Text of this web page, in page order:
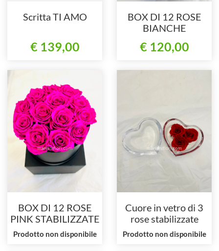
Scritta TI AMO
€ 139,00
BOX DI 12 ROSE
BIANCHE
€ 120,00
BOX DI 12 ROSE
PINK STABILIZZATE
Prodotto non disponibile
Cuore in vetro di 3
rose stabilizzate
Prodotto non disponibile